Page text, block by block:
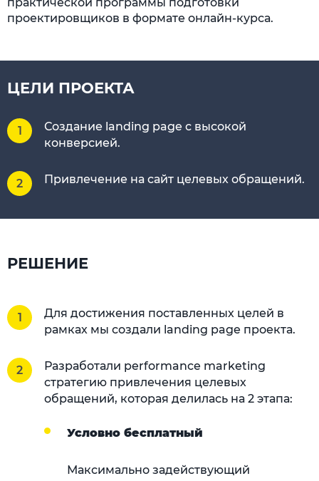
проектировщиков в формате онлайн-курса.
ЦЕЛИ ПРОЕКТА
Создание landing page с высокой
конверсией.
Привлечение на сайт целевых обращений.
РЕШЕНИЕ
Для достижения поставленных целей в
рамках мы создали landing page проекта.
Разработали performance marketing
стратегию привлечения целевых
обращений, которая делилась на 2 этапа:
Условно бесплатный
Максимально задействующий